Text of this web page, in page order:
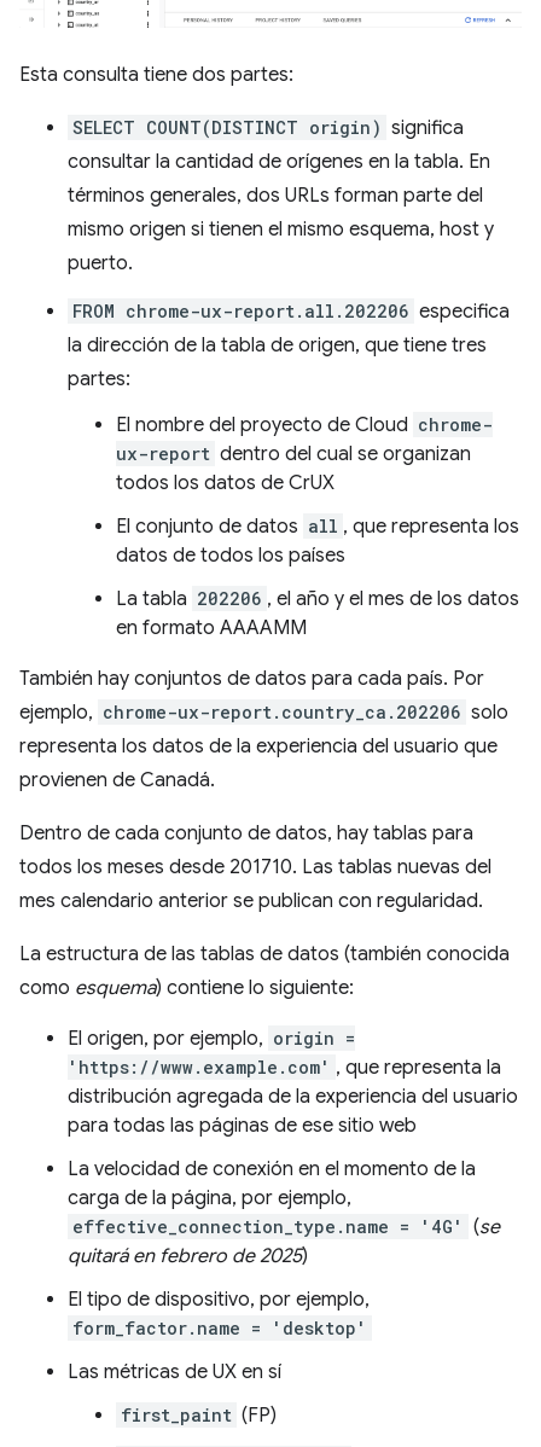
Esta consulta tiene dos partes:
SELECT COUNT(DISTINCT origin) significa
consultar la cantidad de orígenes en la tabla. En
términos generales, dos URLs forman parte del
mismo origen si tienen el mismo esquema, host y
puerto.
FROM chrome-ux-report.all.202206 especifica
la dirección de la tabla de origen, que tiene tres
partes:
El nombre del proyecto de Cloud chrome-
ux-report dentro del cual se organizan
todos los datos de CrUX
El conjunto de datos all , que representa los
datos de todos los países
La tabla 202206 , el año y el mes de los datos
en formato AAAAMM
También hay conjuntos de datos para cada país. Por
ejemplo, chrome-ux-report.country_ca.202206 solo
representa los datos de la experiencia del usuario que
provienen de Canadá.
Dentro de cada conjunto de datos, hay tablas para
todos los meses desde 201710. Las tablas nuevas del
mes calendario anterior se publican con regularidad.
La estructura de las tablas de datos (también conocida
como esquema) contiene lo siguiente:
El origen, por ejemplo, origin =
'https://www.example.com' , que representa la
distribución agregada de la experiencia del usuario
para todas las páginas de ese sitio web
La velocidad de conexión en el momento de la
carga de la página, por ejemplo,
effective_connection_type.name = '4G' (se
quitará en febrero de 2025)
El tipo de dispositivo, por ejemplo,
form_factor.name = 'desktop'
Las métricas de UX en sí
first_paint (FP)